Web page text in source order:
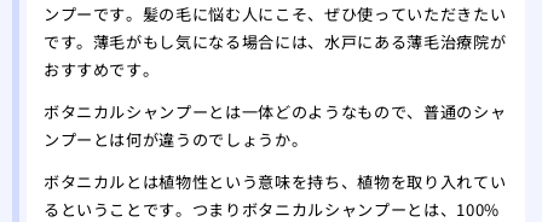
ンプーです。髪の毛に悩む人にこそ、ぜひ使っていただきたい
です。薄毛がもし気になる場合には、水戸にある薄毛治療院が
おすすめです。
ボタニカルシャンプーとは一体どのようなもので、普通のシャ
ンプーとは何が違うのでしょうか。
ボタニカルとは植物性という意味を持ち、植物を取り入れてい
るということです。つまりボタニカルシャンプーとは、100%